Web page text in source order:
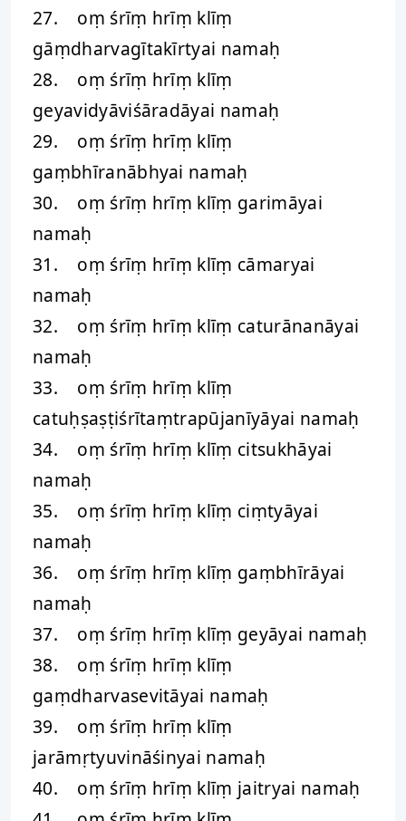
27. oṃ śrīṃ hrīṃ klīṃ
gāṃdharvagītakīrtyai namaḥ
28. oṃ śrīṃ hrīṃ klīṃ
geyavidyāviśāradāyai namaḥ
29. oṃ śrīṃ hrīṃ klīṃ
gaṃbhīranābhyai namaḥ
30. oṃ śrīṃ hrīṃ klīṃ garimāyai
namaḥ
31. oṃ śrīṃ hrīṃ klīṃ cāmaryai
namaḥ
32. oṃ śrīṃ hrīṃ klīṃ caturānanāyai
namaḥ
33. oṃ śrīṃ hrīṃ klīṃ
catuḥṣaṣṭiśrītaṃtrapūjanīyāyai namaḥ
34. oṃ śrīṃ hrīṃ klīṃ citsukhāyai
namaḥ
35. oṃ śrīṃ hrīṃ klīṃ ciṃtyāyai
namaḥ
36. oṃ śrīṃ hrīṃ klīṃ gaṃbhīrāyai
namaḥ
37. oṃ śrīṃ hrīṃ klīṃ geyāyai namaḥ
38. oṃ śrīṃ hrīṃ klīṃ
gaṃdharvasevitāyai namaḥ
39. oṃ śrīṃ hrīṃ klīṃ
jarāmṛtyuvināśinyai namaḥ
40. oṃ śrīṃ hrīṃ klīṃ jaitryai namaḥ